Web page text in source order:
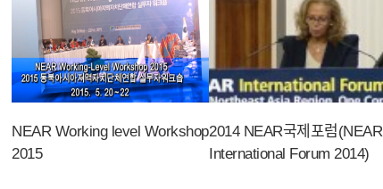
NEAR Working level Workshop
2015
2014 NEAR국제포럼(NEAR
International Forum 2014)